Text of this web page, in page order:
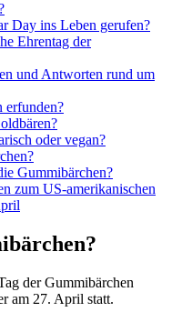
Day ins Leben gerufen?
Ehrentag der
und Antworten rund um
erfunden?
oder vegan?
Gummibärchen?
zum US-amerikanischen
der Gummibärchen
am 27. April statt.